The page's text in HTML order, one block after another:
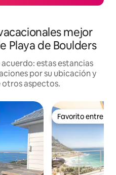
mejor
Playa de Boulders
estas estancias
por su ubicación y
aspectos.
Favorito entre
Favorito entre